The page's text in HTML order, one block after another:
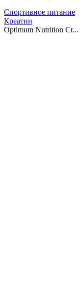
Спортивное питание
Креатин
Optimum Nutrition Cr...